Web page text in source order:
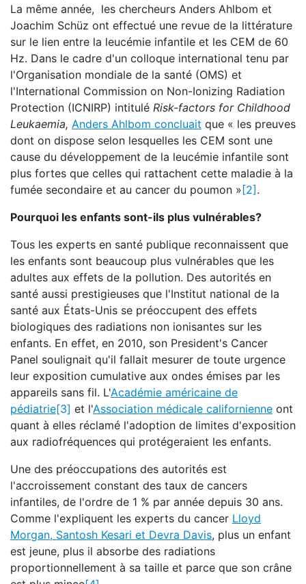
La même année, les chercheurs Anders Ahlbom et
Joachim Schüz ont effectué une revue de la littérature
sur le lien entre la leucémie infantile et les CEM de 60
Hz. Dans le cadre d'un colloque international tenu par
l'Organisation mondiale de la santé (OMS) et
l'International Commission on Non-Ionizing Radiation
Protection (ICNIRP) intitulé Risk-factors for Childhood
Leukaemia, Anders Ahlbom concluait que « les preuves
dont on dispose selon lesquelles les CEM sont une
cause du développement de la leucémie infantile sont
plus fortes que celles qui rattachent cette maladie à la
fumée secondaire et au cancer du poumon » [2] .
Pourquoi les enfants sont-ils plus vulnérables?
Tous les experts en santé publique reconnaissent que
les enfants sont beaucoup plus vulnérables que les
adultes aux effets de la pollution. Des autorités en
santé aussi prestigieuses que l'Institut national de la
santé aux États-Unis se préoccupent des effets
biologiques des radiations non ionisantes sur les
enfants. En effet, en 2010, son President's Cancer
Panel soulignait qu'il fallait mesurer de toute urgence
leur exposition cumulative aux ondes émises par les
appareils sans fil. L'Académie américaine de
pédiatrie[3] et l'Association médicale californienne ont
quant à elles réclamé l'adoption de limites d'exposition
aux radiofréquences qui protégeraient les enfants.
Une des préoccupations des autorités est
l'accroissement constant des taux de cancers
infantiles, de l'ordre de 1 % par année depuis 30 ans.
Comme l'expliquent les experts du cancer Lloyd
Morgan, Santosh Kesari et Devra Davis, plus un enfant
est jeune, plus il absorbe des radiations
proportionnellement à sa taille et parce que son crâne